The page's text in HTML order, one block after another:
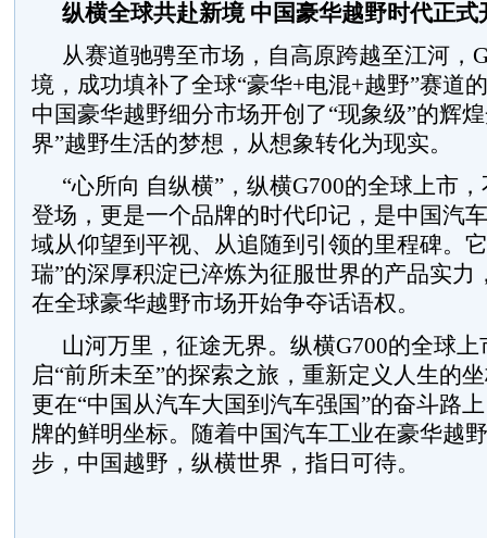
纵横全球共赴新境 中国豪华越野时代正式
从赛道驰骋至市场，自高原跨越至江河，
境，成功填补了全球“豪华+电混+越野”赛道
中国豪华越野细分市场开创了“现象级”的辉
界”越野生活的梦想，从想象转化为现实。
“心所向 自纵横”，纵横G700的全球上市
登场，更是一个品牌的时代印记，是中国汽
域从仰望到平视、从追随到引领的里程碑。
瑞”的深厚积淀已淬炼为征服世界的产品实力
在全球豪华越野市场开始争夺话语权。
山河万里，征途无界。纵横G700的全球
启“前所未至”的探索之旅，重新定义人生的
更在“中国从汽车大国到汽车强国”的奋斗路
牌的鲜明坐标。随着中国汽车工业在豪华越
步，中国越野，纵横世界，指日可待。